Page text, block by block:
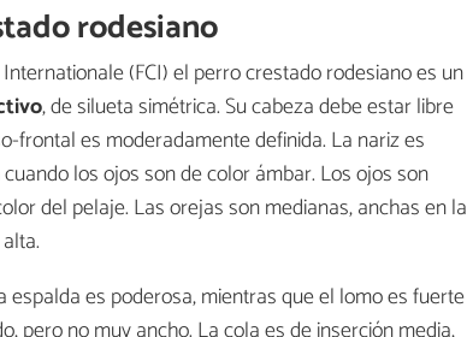
rodesiano
(FCI) el perro crestado rodesiano es un
, de silueta simétrica. Su cabeza debe estar libre
frontal es moderadamente definida. La nariz es
los ojos son de color ámbar. Los ojos son
del pelaje. Las orejas son medianas, anchas en la
es poderosa, mientras que el lomo es fuerte